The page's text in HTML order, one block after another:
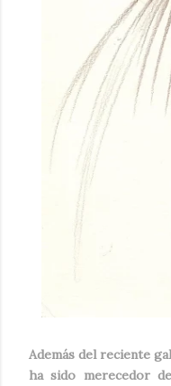
Además del reciente
ha sido merecedor